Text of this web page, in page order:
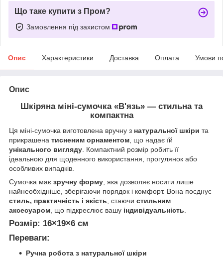
Що таке купити з Пром?
Замовлення під захистом
Опис Характеристики Доставка Оплата Умови
Опис
Шкіряна міні-сумочка «В'язь» — стильна та
компактна
Ця міні-сумочка виготовлена вручну з натуральної шкіри та
прикрашена тисненим орнаментом , що надає їй
унікального вигляду . Компактний розмір робить її
ідеальною для щоденного використання, прогулянок або
особливих випадків.
Сумочка має зручну форму , яка дозволяє носити лише
найнеобхідніше, зберігаючи порядок і комфорт. Вона поєднує
стиль, практичність і якість , стаючи стильним
аксесуаром , що підкреслює вашу індивідуальність
Розмір: 16×19×6 см
Переваги:
Ручна робота з натуральної шкіри